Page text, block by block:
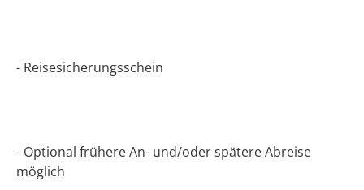
- Reisesicherungsschein
- Optional frühere An- und/oder spätere Abreise
möglich